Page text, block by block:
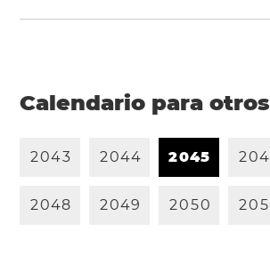
Calendario para
2043 2044 2045 204
2048 2049 2050 205